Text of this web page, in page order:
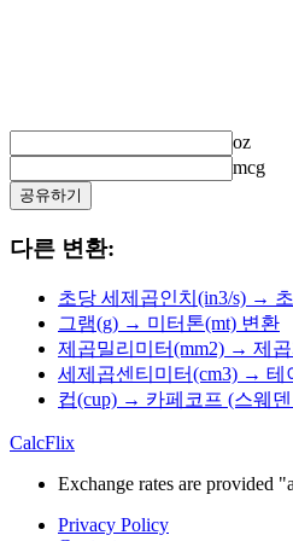
oz
mcg
공유하기
다른 변환:
초당 세제곱인치(in3/s) →
그램(g) → 미터톤(mt) 변환
제곱밀리미터(mm2) → 제
세제곱센티미터(cm3) → 테
컵(cup) → 카페코프 (스웨
CalcFlix
Exchange rates are provided
Privacy Policy